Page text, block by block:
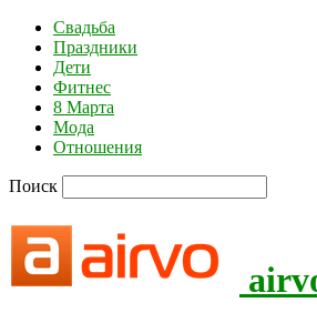
Свадьба
Праздники
Дети
Фитнес
8 Марта
Мода
Отношения
Поиск